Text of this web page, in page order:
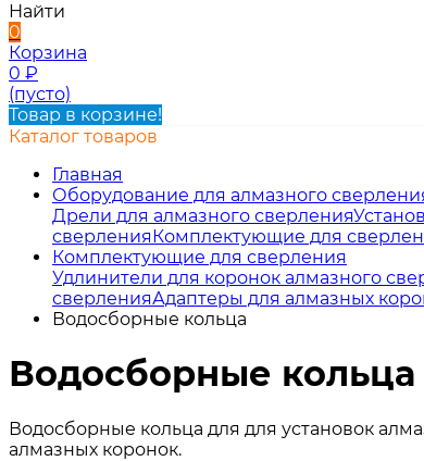
Найти
0
Корзина
0 ₽
(пусто)
Товар в корзине!
Каталог товаров
Главная
Оборудование для алмазного
Дрели для алмазного сверления
сверленияКомплектующие для
Комплектующие для сверления
Удлинители для коронок алмазного
сверленияАдаптеры для алмазных
Водосборные кольца
Водосборные кольца
Водосборные кольца для для установок
алмазных коронок.